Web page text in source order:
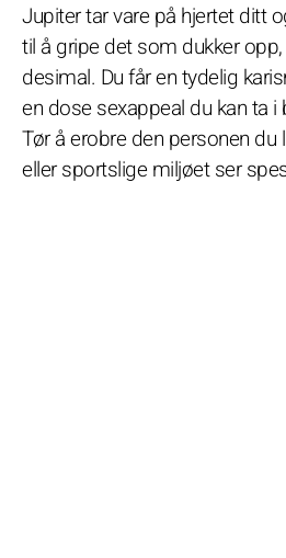
Jupiter tar vare på hjertet ditt
til å gripe det som dukker
desimal. Du får en tydelig
en dose sexappeal du kan ta i
Tør å erobre den personen du
eller sportslige miljøet ser